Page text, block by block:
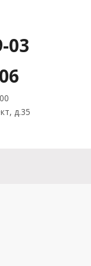
03
д.35